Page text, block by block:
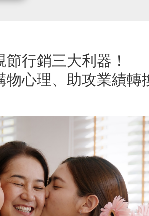
行銷三大利器！
物心理、助攻業績轉